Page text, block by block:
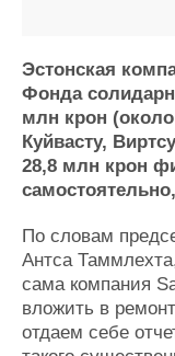
Пульс
Новости
Компании
Репутация
Работа
Крюинг
Реклама
Конференции
Выставки и
Эстонская
Фонда
млн крон
Куйвасту,
28,8 млн крон
По словам
Антса
сама компания
вложить в
отдаем себе